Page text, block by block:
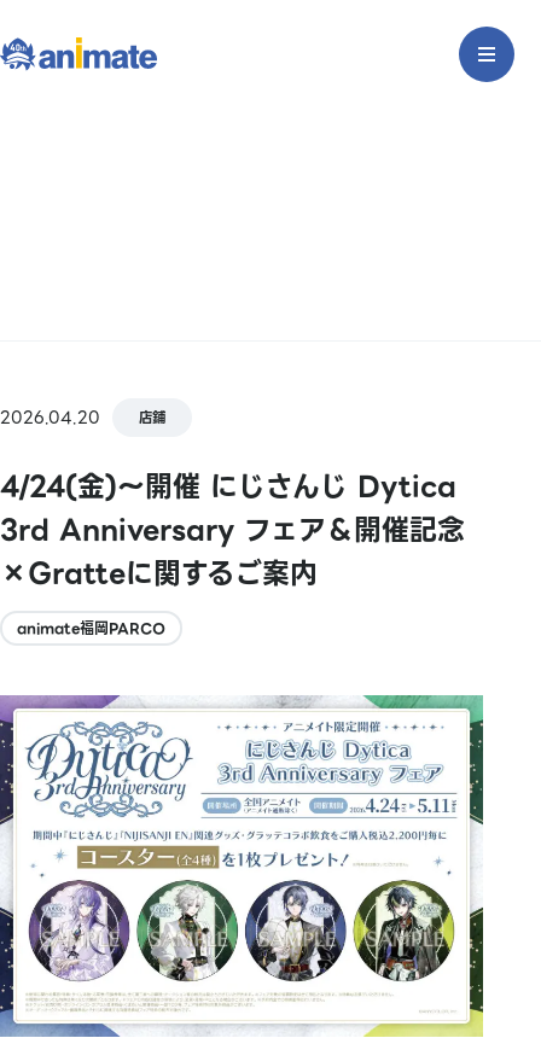
2026.04.20 店鋪
4/24(金)～開催 にじさんじ Dytica
3rd Anniversary フェア＆開催記念
×Gratteに関するご案内
animate福岡PARCO